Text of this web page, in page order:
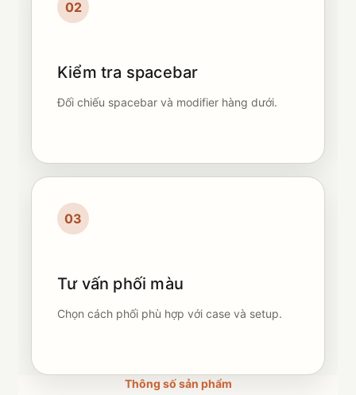
02
Kiểm tra spacebar
Đối chiếu spacebar và modifier hàng dưới.
03
Tư vấn phối màu
Chọn cách phối phù hợp với case và setup.
Thông số sản phẩm